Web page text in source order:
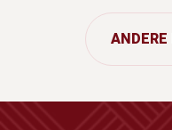
ANDERE